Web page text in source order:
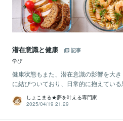
潜在意識と健康
記事
学び
健康状態もまた、潜在意識の影響を大
に結びついており、日常的に抱えてい
しょこまる★夢を叶える専門家
2025/04/19 21:29